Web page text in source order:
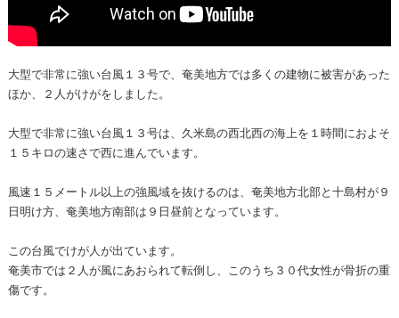
大型で非常に強い台風１３号で、奄美地方では多くの建物に被害があった
ほか、２人がけがをしました。
大型で非常に強い台風１３号は、久米島の西北西の海上を１時間におよそ
１５キロの速さで西に進んでいます。
風速１５メートル以上の強風域を抜けるのは、奄美地方北部と十島村が９
日明け方、奄美地方南部は９日昼前となっています。
この台風でけが人が出ています。
奄美市では２人が風にあおられて転倒し、このうち３０代女性が骨折の重
傷です。